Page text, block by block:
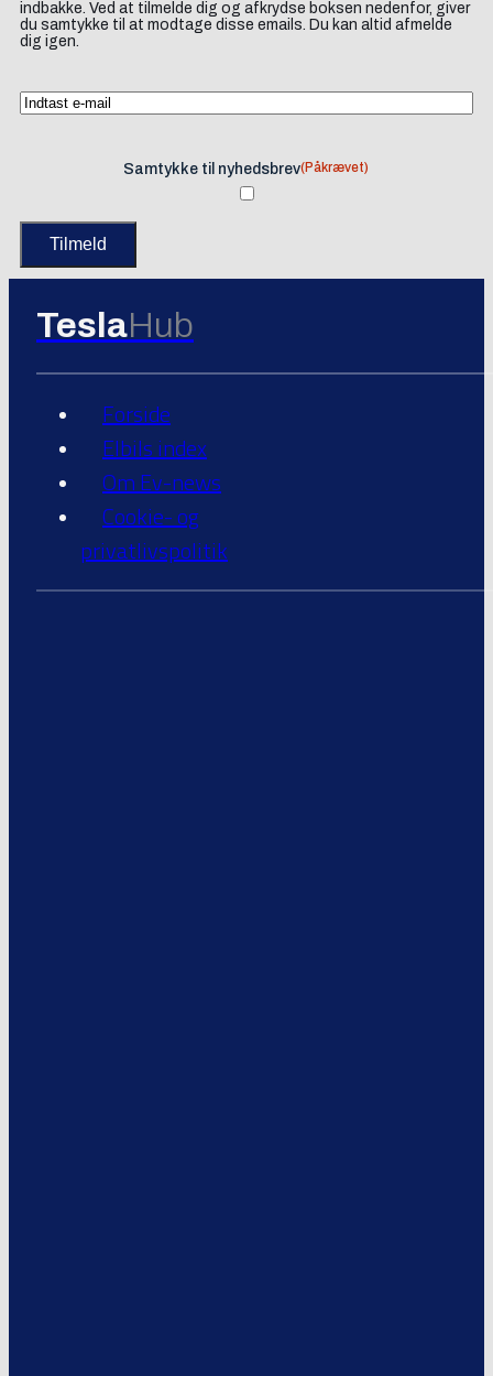
indbakke. Ved at tilmelde dig og afkrydse boksen nedenfor, giver
du samtykke til at modtage disse emails. Du kan altid afmelde
dig igen.
Samtykke til nyhedsbrev(Påkrævet)
TeslaHub
Forside
Elbils index
Om Ev-news
Cookie- og
privatlivspolitik